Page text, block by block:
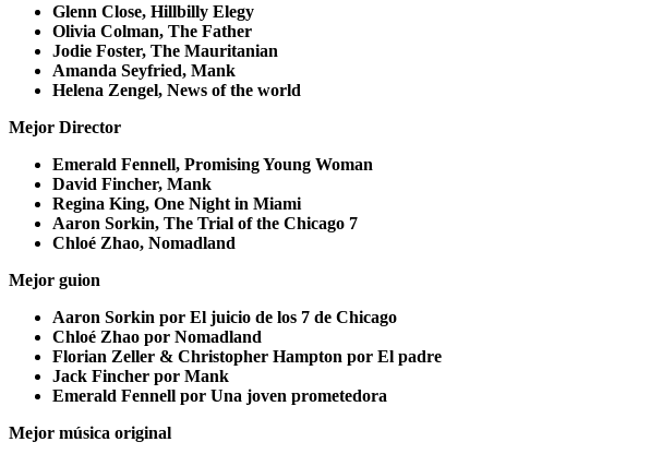
Glenn Close, Hillbilly Elegy
Olivia Colman, The Father
Jodie Foster, The Mauritanian
Amanda Seyfried, Mank
Helena Zengel, News of the world
Mejor Director
Emerald Fennell, Promising Young Woman
David Fincher, Mank
Regina King, One Night in Miami
Aaron Sorkin, The Trial of the Chicago 7
Chloé Zhao, Nomadland
Mejor guion
Aaron Sorkin por El juicio de los 7 de Chicago
Chloé Zhao por Nomadland
Florian Zeller & Christopher Hampton por El padre
Jack Fincher por Mank
Emerald Fennell por Una joven prometedora
Mejor música original